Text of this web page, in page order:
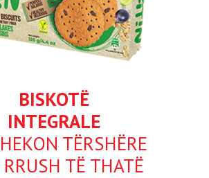
BISKOTË
INTEGRALE
TËRSHËRE
TË THATË